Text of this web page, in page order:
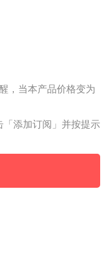
，当本产品价格变为
添加订阅」并按提示